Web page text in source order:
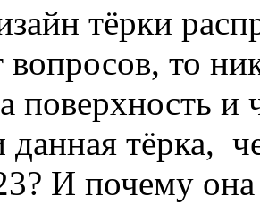
тёрки
вопросов, то
поверхность
тёрка,
И почему